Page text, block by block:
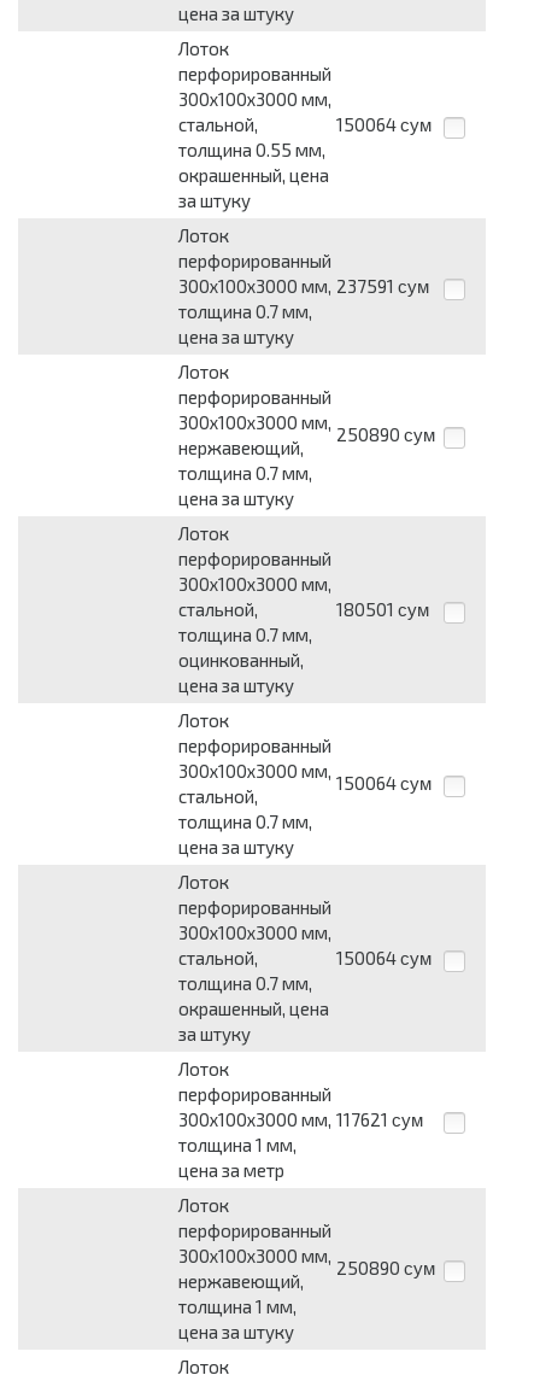
цена за штуку
Лоток
перфорированный
300х100х3000 мм,
стальной,
толщина 0.55 мм,
окрашенный, цена
за штуку
150064 сум
Лоток
перфорированный
300х100х3000 мм,
толщина 0.7 мм,
цена за штуку
237591 сум
Лоток
перфорированный
300х100х3000 мм,
нержавеющий,
толщина 0.7 мм,
цена за штуку
250890 сум
Лоток
перфорированный
300х100х3000 мм,
стальной,
толщина 0.7 мм,
оцинкованный,
цена за штуку
180501 сум
Лоток
перфорированный
300х100х3000 мм,
стальной,
толщина 0.7 мм,
цена за штуку
150064 сум
Лоток
перфорированный
300х100х3000 мм,
стальной,
толщина 0.7 мм,
окрашенный, цена
за штуку
150064 сум
Лоток
перфорированный
300х100х3000 мм,
толщина 1 мм,
цена за метр
117621 сум
Лоток
перфорированный
300х100х3000 мм,
нержавеющий,
толщина 1 мм,
цена за штуку
250890 сум
Лоток